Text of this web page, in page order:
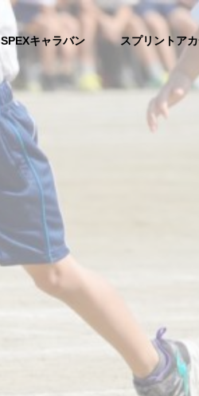
SPEXキャラバン スプリントア